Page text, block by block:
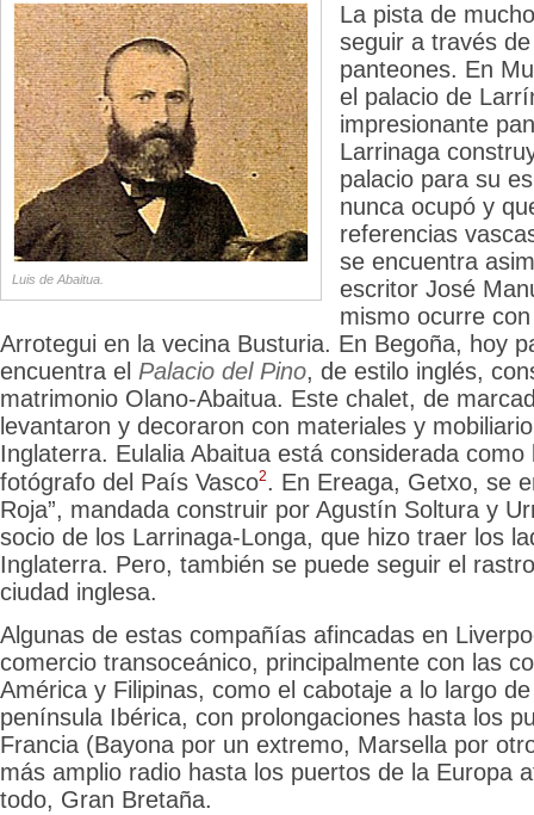
Luis de Abaitua.
La pista de
seguir a través
panteones. En
el palacio de
impresionante
Larrinaga
palacio para su
nunca ocupó y
referencias
se encuentra
escritor José
mismo ocurre
Arrotegui en la vecina Busturia. En Begoña, hoy
encuentra el Palacio del Pino, de estilo inglés,
matrimonio Olano-Abaitua. Este chalet, de
levantaron y decoraron con materiales y
Inglaterra. Eulalia Abaitua está considerada
fotógrafo del País Vasco2. En Ereaga, Getxo, se
Roja”, mandada construir por Agustín Soltura y
socio de los Larrinaga-Longa, que hizo traer los
Inglaterra. Pero, también se puede seguir el
ciudad inglesa.
Algunas de estas compañías afincadas en
comercio transoceánico, principalmente con las
América y Filipinas, como el cabotaje a lo largo
península Ibérica, con prolongaciones hasta los
Francia (Bayona por un extremo, Marsella por
más amplio radio hasta los puertos de la Europa
todo, Gran Bretaña.